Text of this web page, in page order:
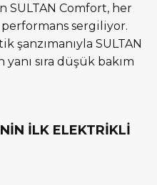
SULTAN Comfort, her
sergiliyor.
şanzımanıyla SULTAN
sıra düşük bakım
İLK ELEKTRİKLİ